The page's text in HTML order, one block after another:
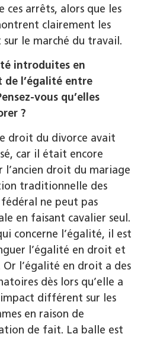
ces arrêts, alors que les
clairement les
le marché du travail.
introduites en
de l’égalité entre
vous qu’elles
?
droit du divorce avait
car il était encore
droit du mariage
traditionnelle des
ne peut pas
en faisant cavalier seul.
concerne l’égalité, il est
l’égalité en droit et
Or l’égalité en droit a des
dès lors qu’elle a
différent sur les
en raison de
de fait. La balle est